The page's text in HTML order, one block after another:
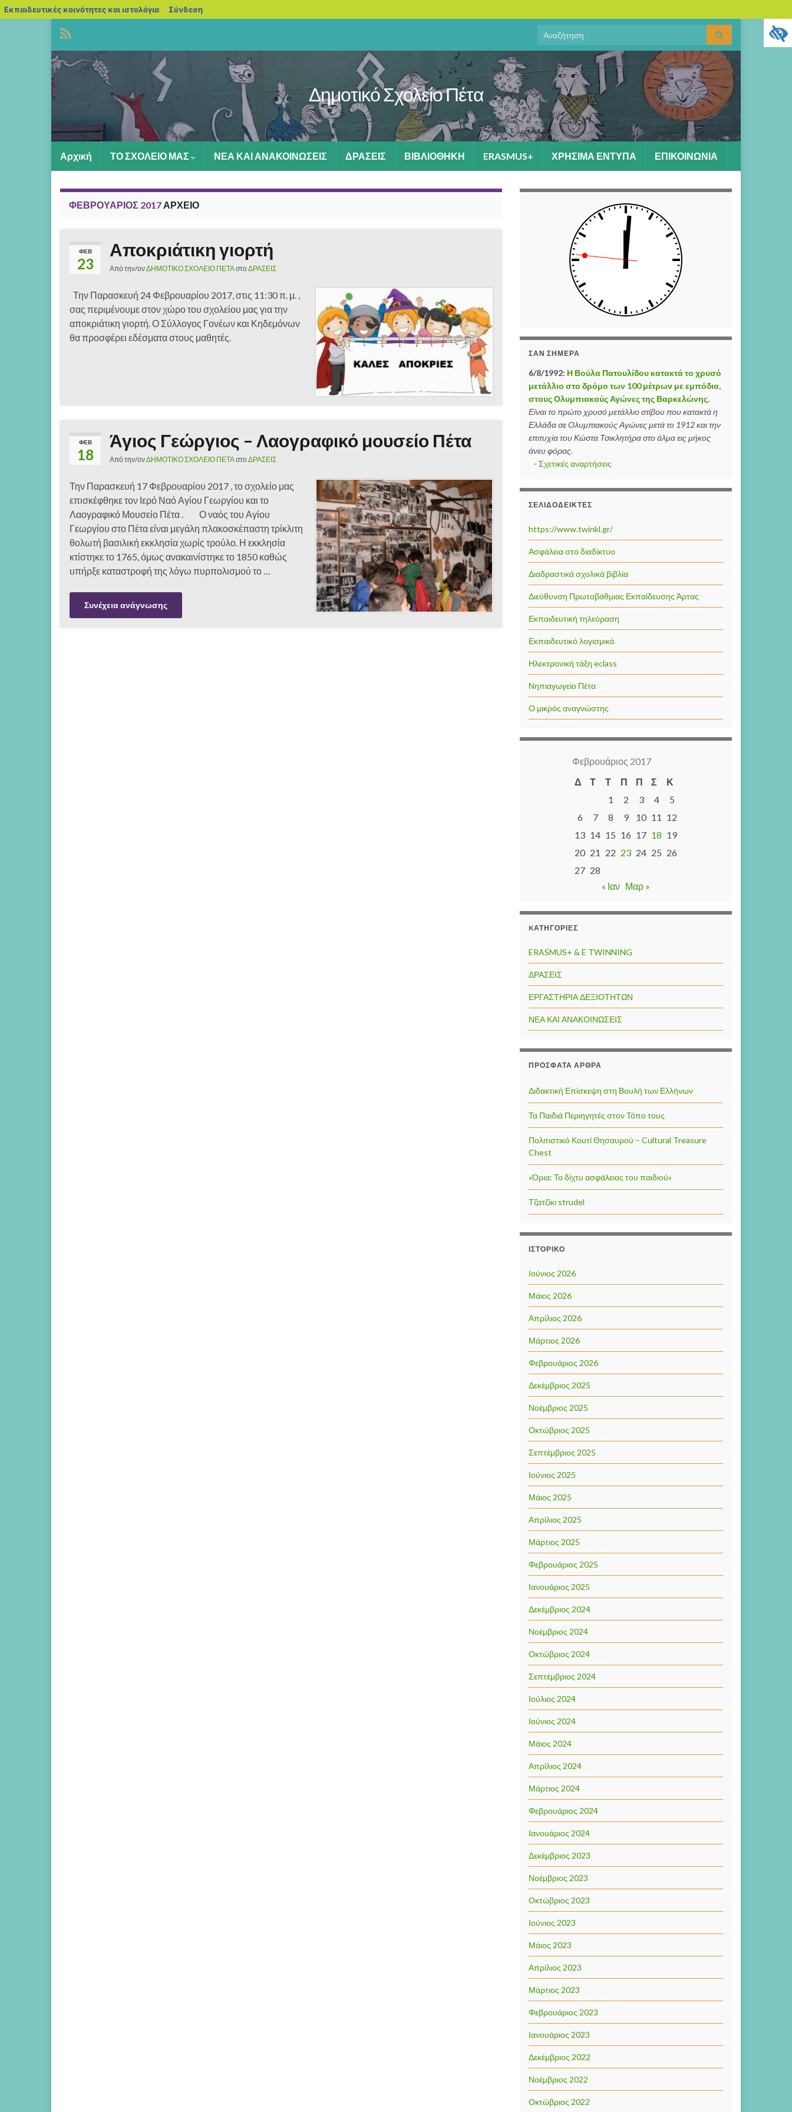
Εκπαιδευτικές κοινότητες και ιστολόγια blogs.sch.gr
Σύνδεση
Search
Δημοτικό Σχολείο Πέτα
Αρχική ΤΟ ΣΧΟΛΕΙΟ ΜΑΣ ΝΕΑ ΚΑΙ ΑΝΑΚΟΙΝΩΣΕΙΣ ΔΡΑΣΕΙΣ ΒΙΒΛΙΟΘΗΚΗ ERASMUS+ ΧΡΗΣΙΜΑ ΕΝΤΥΠΑ ΕΠΙΚΟΙΝΩΝΙΑ
ΦΕΒΡΟΥΆΡΙΟΣ 2017 ΑΡΧΕΊΟ
ΦΕΒ
23
Αποκριάτικη γιορτή
Από την/ονΔΗΜΟΤΙΚΟ ΣΧΟΛΕΙΟ ΠΕΤΑστο ΔΡΑΣΕΙΣ
Την Παρασκευή 24 Φεβρουαρίου 2017, στις 11:30 π. μ. ,
σας περιμένουμε στον χώρο του σχολείου μας για την
αποκριάτικη γιορτή. Ο Σύλλογος Γονέων και Κηδεμόνων
θα προσφέρει εδέσματα στους μαθητές.
ΦΕΒ
18
Άγιος Γεώργιος – Λαογραφικό μουσείο Πέτα
Από την/ονΔΗΜΟΤΙΚΟ ΣΧΟΛΕΙΟ ΠΕΤΑστο ΔΡΑΣΕΙΣ
Την Παρασκευή 17 Φεβρουαρίου 2017 , το σχολείο μας
επισκέφθηκε τον Ιερό Ναό Αγίου Γεωργίου και το
Λαογραφικό Μουσείο Πέτα . Ο ναός του Αγίου
Γεωργίου στο Πέτα είναι μεγάλη πλακοσκέπαστη τρίκλιτη
θολωτή βασιλική εκκλησία χωρίς τρούλο. Η εκκλησία
κτίστηκε το 1765, όμως ανακαινίστηκε το 1850 καθώς
υπήρξε καταστροφή της λόγω πυρπολισμού το …
Συνέχεια ανάγνωσης
ΣΑΝ ΣΉΜΕΡΑ
6/8/1992: Η Βούλα Πατουλίδου κατακτά το χρυσό
μετάλλιο στο δρόμο των 100 μέτρων με εμπόδια,
στους Ολυμπιακούς Αγώνες της Βαρκελώνης.
Είναι το πρώτο χρυσό μετάλλιο στίβου που κατακτά η
Ελλάδα σε Ολυμπιακούς Αγώνες μετά το 1912 και την
επιτυχία του Κώστα Τσικλητήρα στο άλμα εις μήκος
άνευ φόρας.
- Σχετικές αναρτήσεις
ΣΕΛΙΔΟΔΕΊΚΤΕΣ
https://www.twinkl.gr/
Ασφάλεια στο διαδίκτυο
Διαδραστικά σχολικά βιβλία
Διεύθυνση Πρωτοβάθμιας Εκπαίδευσης Άρτας
Εκπαιδευτική τηλεόραση
Εκπαιδευτικό λογισμικό
Ηλεκτρονική τάξη eclass
Νηπιαγωγείο Πέτα
Ο μικρός αναγνώστης
Φεβρουάριος 2017
Δ
Τ Τ Π Π Σ
Κ
1
2 3 4
5
6
7 8 9 10 11 12
13 14 15 16 17 18 19
20 21 22 23 24 25 26
27 28
« Ιαν Μαρ »
KΑΤΗΓΟΡΊΕΣ
ERASMUS+ & E TWINNING
ΔΡΑΣΕΙΣ
ΕΡΓΑΣΤΗΡΙΑ ΔΕΞΙΟΤΗΤΩΝ
ΝΕΑ ΚΑΙ ΑΝΑΚΟΙΝΩΣΕΙΣ
ΠΡΌΣΦΑΤΑ ΆΡΘΡΑ
Διδακτική Επίσκεψη στη Βουλή των Ελλήνων
Τα Παιδιά Περιηγητές στον Τόπο τους
Πολιτιστικό Κουτί Θησαυρού – Cultural Treasure
Chest
«Όρια: Το δίχτυ ασφάλειας του παιδιού»
Τζατζίκι strudel
ΙΣΤΟΡΙΚΌ
Ιούνιος 2026
Μάιος 2026
Απρίλιος 2026
Μάρτιος 2026
Φεβρουάριος 2026
Δεκέμβριος 2025
Νοέμβριος 2025
Οκτώβριος 2025
Σεπτέμβριος 2025
Ιούνιος 2025
Μάιος 2025
Απρίλιος 2025
Μάρτιος 2025
Φεβρουάριος 2025
Ιανουάριος 2025
Δεκέμβριος 2024
Νοέμβριος 2024
Οκτώβριος 2024
Σεπτέμβριος 2024
Ιούλιος 2024
Ιούνιος 2024
Μάιος 2024
Απρίλιος 2024
Μάρτιος 2024
Φεβρουάριος 2024
Ιανουάριος 2024
Δεκέμβριος 2023
Νοέμβριος 2023
Οκτώβριος 2023
Ιούνιος 2023
Μάιος 2023
Απρίλιος 2023
Μάρτιος 2023
Φεβρουάριος 2023
Ιανουάριος 2023
Δεκέμβριος 2022
Νοέμβριος 2022
Οκτώβριος 2022